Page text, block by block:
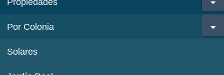
Por Colonia
Solares